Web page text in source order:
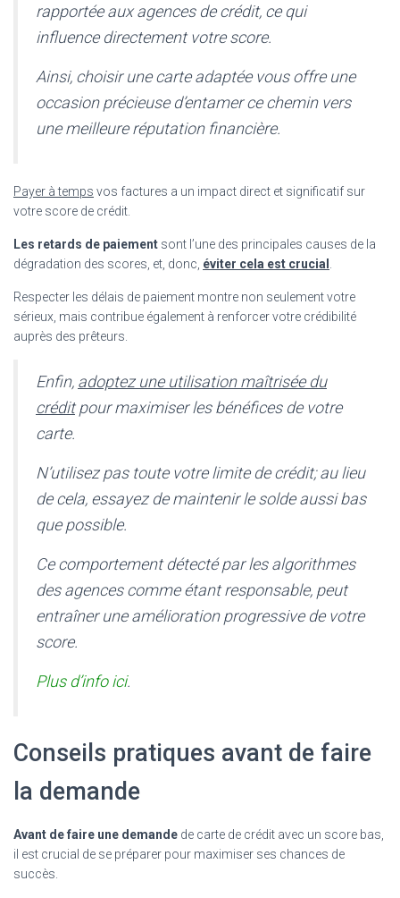
rapportée aux agences de crédit, ce qui
influence directement votre score.
Ainsi, choisir une carte adaptée vous offre une
occasion précieuse d’entamer ce chemin vers
une meilleure réputation financière.
Payer à temps vos factures a un impact direct et significatif sur
votre score de crédit.
Les retards de paiement sont l’une des principales causes de la
dégradation des scores, et, donc, éviter cela est crucial
Respecter les délais de paiement montre non seulement votre
sérieux, mais contribue également à renforcer votre crédibilité
auprès des prêteurs.
Enfin, adoptez une utilisation maîtrisée du
créditpour maximiser les bénéfices de votre
carte.
N’utilisez pas toute votre limite de crédit; au lieu
de cela, essayez de maintenir le solde aussi bas
que possible.
Ce comportement détecté par les algorithmes
des agences comme étant responsable, peut
entraîner une amélioration progressive de votre
score.
Plus d’info ici.
Conseils pratiques avant de faire
la demande
Avant de faire une demande de carte de crédit avec un score bas,
il est crucial de se préparer pour maximiser ses chances de
succès.